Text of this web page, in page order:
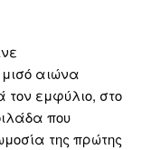
αιώνα
εμφύλιο, στο
που
της πρώτης